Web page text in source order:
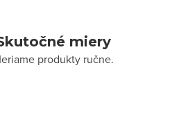
miery
produkty ručne.